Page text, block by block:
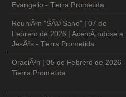
Evangelio - Tierra Prometida
ReuniÃ³n "SÃ© Sano" | 07 de
Febrero de 2026 | AcercÃ¡ndose a
JesÃºs - Tierra Prometida
OraciÃ³n | 05 de Febrero de 2026 -
Tierra Prometida